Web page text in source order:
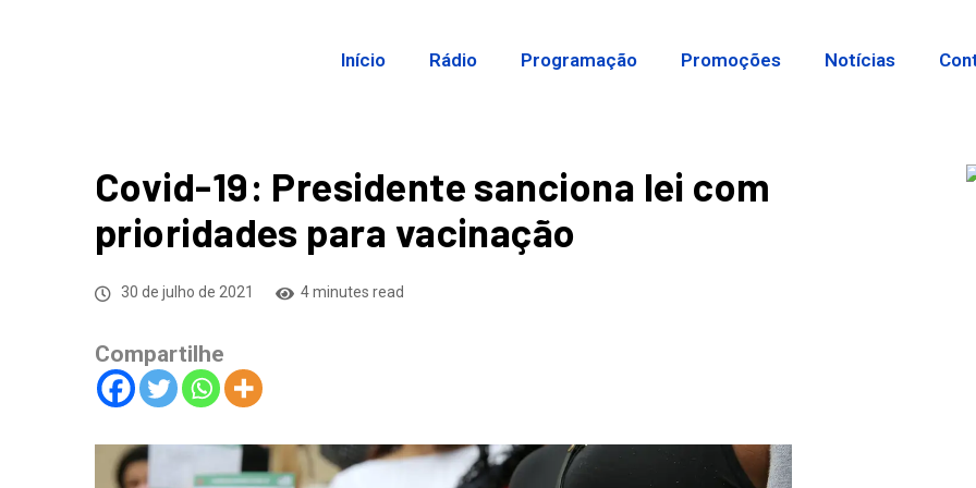
Início Rádio Programação Promoções Notícias
Covid-19: Presidente sanciona lei com
prioridades para vacinação
30 de julho de 2021 4 minutes read
Compartilhe